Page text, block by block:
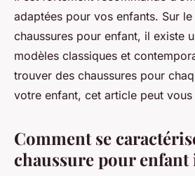
adaptées pour vos enfants. Sur
chaussures pour enfant, il existe
modèles classiques et
trouver des chaussures pour
votre enfant, cet article peut vous
Comment se
chaussure pour enfant